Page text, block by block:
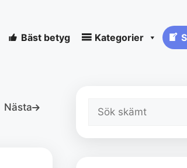
Bäst betyg Kategorier
Nästa Sök